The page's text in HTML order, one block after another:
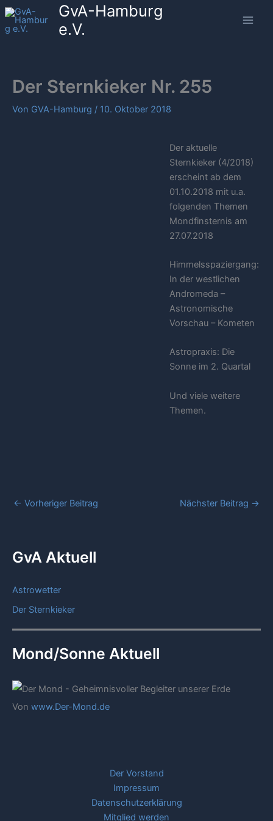
Zum
Inhalt
springen
GvA-Hamburg
e.V.
Der Sternkieker Nr. 255
Von GVA-Hamburg / 10. Oktober 2018
Der aktuelle
Sternkieker (4/2018)
erscheint ab dem
01.10.2018 mit u.a.
folgenden Themen
Mondfinsternis am
27.07.2018
Himmelsspaziergang:
In der westlichen
Andromeda –
Astronomische
Vorschau – Kometen
Astropraxis: Die
Sonne im 2. Quartal
Und viele weitere
Themen.
← Vorheriger Beitrag Nächster Beitrag →
GvA Aktuell
Astrowetter
Der Sternkieker
Mond/Sonne Aktuell
Von www.Der-Mond.de
Der Vorstand
Impressum
Datenschutzerklärung
Mitglied werden